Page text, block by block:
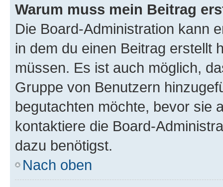
Warum muss mein Beitrag
Die Board-Administration kann
in dem du einen Beitrag erstellt
müssen. Es ist auch möglich,
Gruppe von Benutzern
begutachten möchte, bevor sie
kontaktiere die Board-
dazu benötigst.
Nach oben